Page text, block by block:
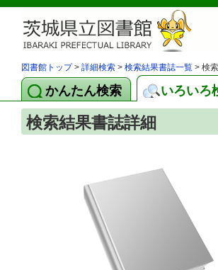
図書館トップ> 詳細検索 > 検索結果書誌一覧 > 検
かんたん検索 いろいろ
検索結果書誌詳細